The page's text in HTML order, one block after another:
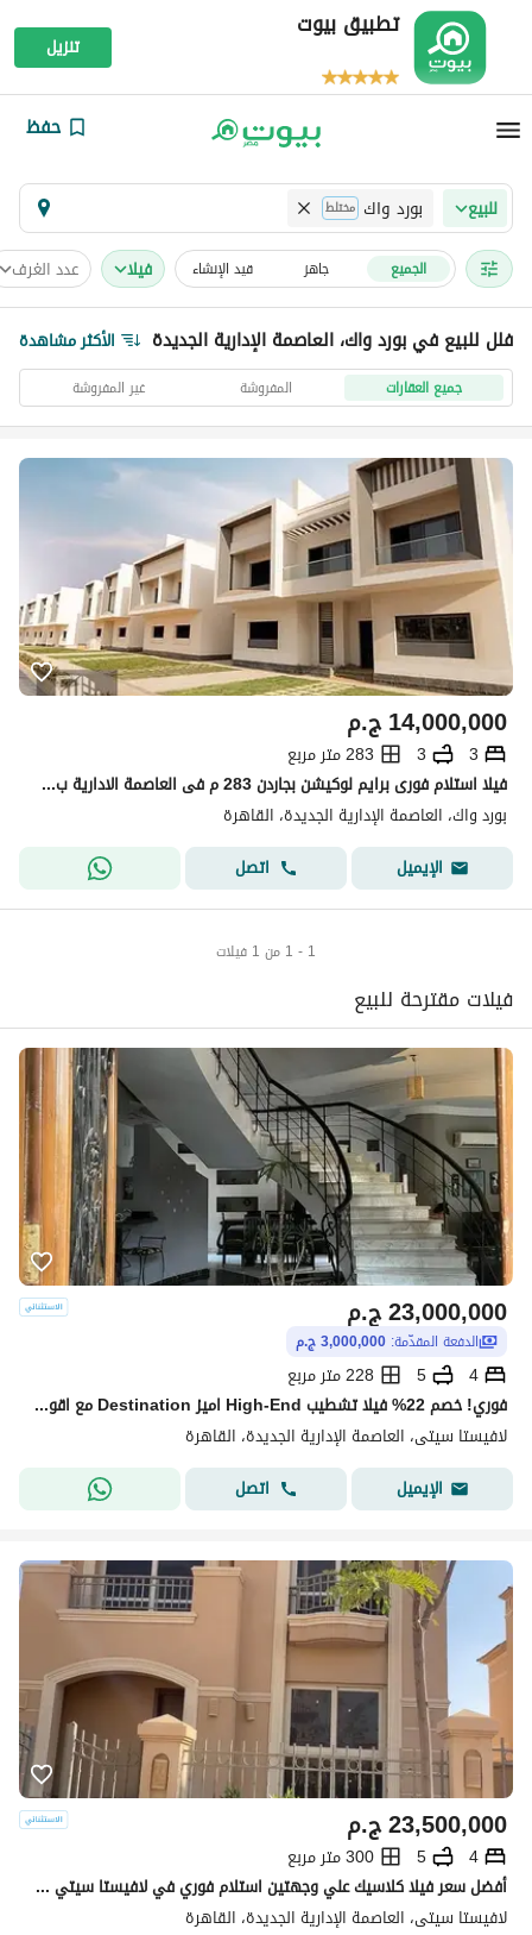
تطبيق بيوت
تنزيل
حفظ
للبيع بورد واك مختلط
الجميع جاهز قيد الإنشاء فیلا عدد الغرف
فلل للبيع في بورد واك، العاصمة الإدارية الجديدة الأكثر مشاهدة
جميع العقارات المفروشة غير المفروشة
ج.م14,000,000
3
3
283 متر مربع
فيلا استلام فورى برايم لوكيشن بجاردن 283 م فى العاصمة الادارية ب50% خصم قريب من منطقة المستثمرين بمنطقة ال R7
بورد واك، العاصمة الإدارية الجديدة، القاهرة
الإيميل
اتصل
1 - 1 من 1 فيلات
فيلات مقترحة للبيع
ج.م23,000,000
الدفعة المقدّمة: 3,000,000 ج.م
4
5
228 متر مربع
فوري! خصم 22% فيلا تشطيب High-End اميز Destination مع اقوي مطور عقاري لافيستا باقل سعر داخل لافيستا سيتي امام City Gate & Hyde Park & Mivida
لافيستا سيتى، العاصمة الإدارية الجديدة، القاهرة
الإيميل
اتصل
ج.م23,500,000
4
5
300 متر مربع
أفضل سعر فيلا كلاسيك علي وجهتين استلام فوري في لافيستا سيتي -La Vista City New Capital
لافيستا سيتى، العاصمة الإدارية الجديدة، القاهرة